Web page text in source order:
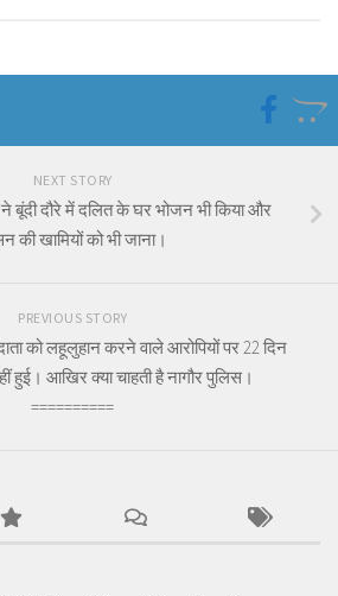
NEXT STORY
बूंदी दौरे में दलित के घर भोजन भी किया और
की खामियों को भी जाना।
PREVIOUS STORY
को लहूलुहान करने वाले आरोपियों पर 22 दिन
हुई। आखिर क्या चाहती है नागौर पुलिस।
==========